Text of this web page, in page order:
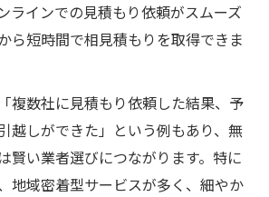
越し手続きの流れと準備ポイント
しの比較で押さえたい重要ポイ
もりから選定までのステップ解
ラインでの見積もり依頼がスムーズ
ら短時間で相見積もりを取得できま
複数社に見積もり依頼した結果、予
越しができた」という例もあり、無
賢い業者選びにつながります。特に
地域密着型サービスが多く、細やか